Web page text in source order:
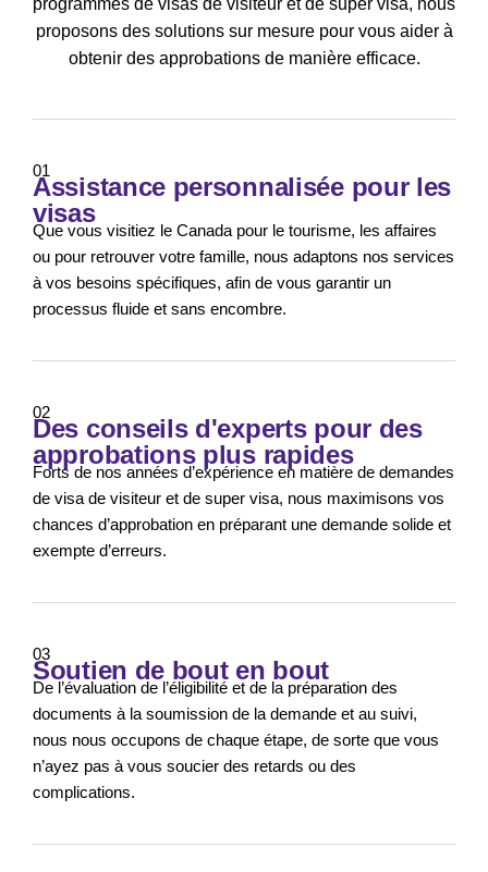
proposons des solutions sur mesure pour vous aider à
obtenir des approbations de manière efficace.
01
Assistance personnalisée pour les
visas
Que vous visitiez le Canada pour le tourisme, les affaires
ou pour retrouver votre famille, nous adaptons nos services
à vos besoins spécifiques, afin de vous garantir un
processus fluide et sans encombre.
02
Des conseils d'experts pour des
approbations plus rapides
Forts de nos années d’expérience en matière de demandes
de visa de visiteur et de super visa, nous maximisons vos
chances d’approbation en préparant une demande solide et
exempte d’erreurs.
03
Soutien de bout en bout
De l’évaluation de l’éligibilité et de la préparation des
documents à la soumission de la demande et au suivi,
nous nous occupons de chaque étape, de sorte que vous
n’ayez pas à vous soucier des retards ou des
complications.